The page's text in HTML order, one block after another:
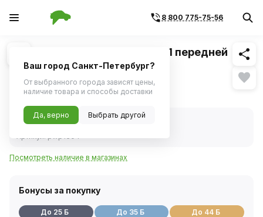
8 800 775-75-56
1/2 Похожие
Подшипник ступицы ВАЗ-2121 передней
D68/40 S19 (Pilenga)
488 ₽
В наличии
Посмотреть наличие в магазинах
Бонусы за покупку
До 25 Б
До 35 Б
До 44 Б
Ваш город Санкт-Петербург?
От выбранного города зависят цены,
наличие товара и способы доставки
Да, верно Выбрать другой